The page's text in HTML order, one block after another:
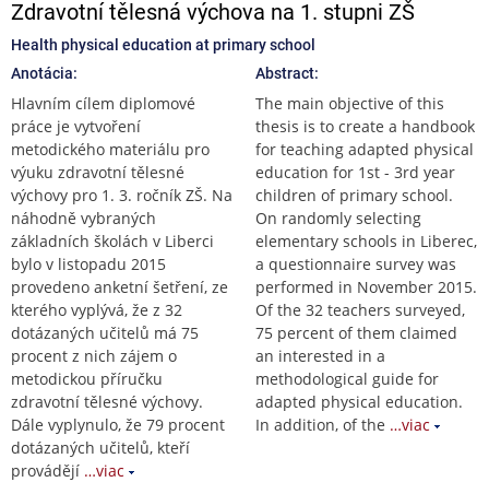
Zdravotní tělesná výchova na 1. stupni ZŠ
Health physical education at primary school
Anotácia:
Hlavním cílem diplomové
práce je vytvoření
metodického materiálu pro
výuku zdravotní tělesné
výchovy pro 1. 3. ročník ZŠ. Na
náhodně vybraných
základních školách v Liberci
bylo v listopadu 2015
provedeno anketní šetření, ze
kterého vyplývá, že z 32
dotázaných učitelů má 75
procent z nich zájem o
metodickou příručku
zdravotní tělesné výchovy.
Dále vyplynulo, že 79 procent
dotázaných učitelů, kteří
provádějí …viac
Abstract:
The main objective of this
thesis is to create a handbook
for teaching adapted physical
education for 1st - 3rd year
children of primary school.
On randomly selecting
elementary schools in Liberec,
a questionnaire survey was
performed in November 2015.
Of the 32 teachers surveyed,
75 percent of them claimed
an interested in a
methodological guide for
adapted physical education.
In addition, of the …viac